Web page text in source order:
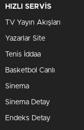
HIZLI SERVİS
TV Yayın Akışları
Yazarlar Site
Tenis İddaa
Basketbol Canlı
Sinema
Sinema Detay
Endeks Detay